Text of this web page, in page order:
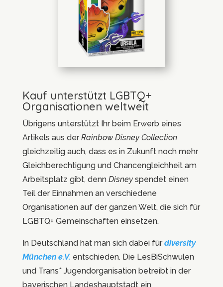
Kauf unterstützt LGBTQ+
Organisationen weltweit
Übrigens unterstützt Ihr beim Erwerb eines
Artikels aus derRainbow Disney Collection
gleichzeitig auch, dass es in Zukunft noch mehr
Gleichberechtigung und Chancengleichheit am
Arbeitsplatz gibt, denn Disney spendet einen
Teil der Einnahmen an verschiedene
Organisationen auf der ganzen Welt, die sich für
LGBTQ+ Gemeinschaften einsetzen.
In Deutschland hat man sich dabei fürdiversity
München e.V. entschieden. Die LesBiSchwulen
und Trans* Jugendorganisation betreibt in der
bayerischen Landeshauptstadt ein